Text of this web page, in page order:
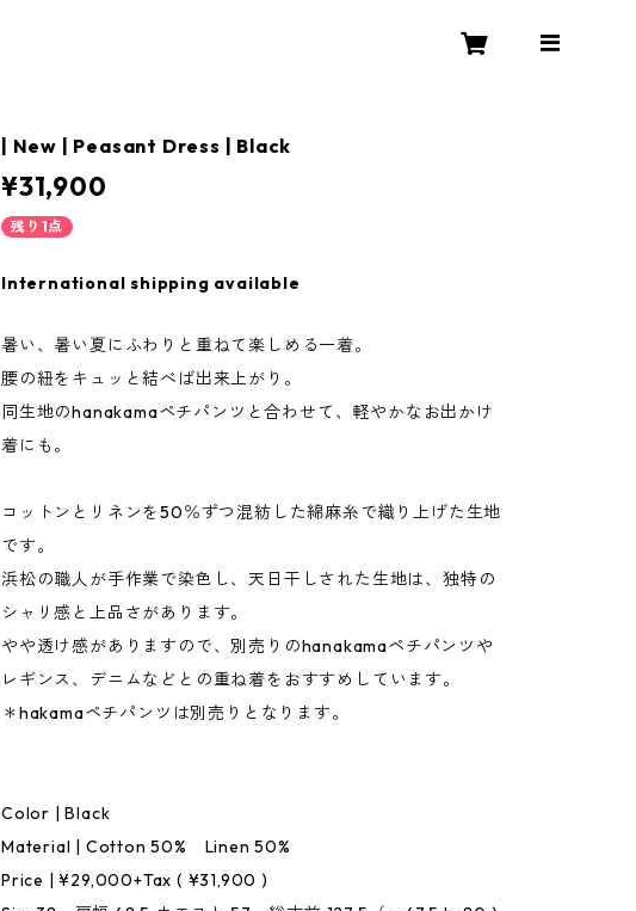
| New | Peasant Dress | Black
¥31,900
残り1点
International shipping available
暑い、暑い夏にふわりと重ねて楽しめる一着。
腰の紐をキュッと結べば出来上がり。
同生地のhanakamaペチパンツと合わせて、軽やかなお出かけ
着にも。
コットンとリネンを50％ずつ混紡した綿麻糸で織り上げた生地
です。
浜松の職人が手作業で染色し、天日干しされた生地は、独特の
シャリ感と上品さがあります。
やや透け感がありますので、別売りのhanakamaペチパンツや
レギンス、デニムなどとの重ね着をおすすめしています。
＊hakamaペチパンツは別売りとなります。
Color | Black
Material | Cotton 50% Linen 50%
Price | ¥29,000+Tax ( ¥31,900 )